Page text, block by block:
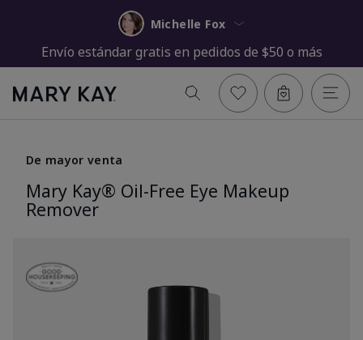
Michelle Fox
Envío estándar gratis en pedidos de $50 o más
De mayor venta
Mary Kay® Oil-Free Eye Makeup
Remover